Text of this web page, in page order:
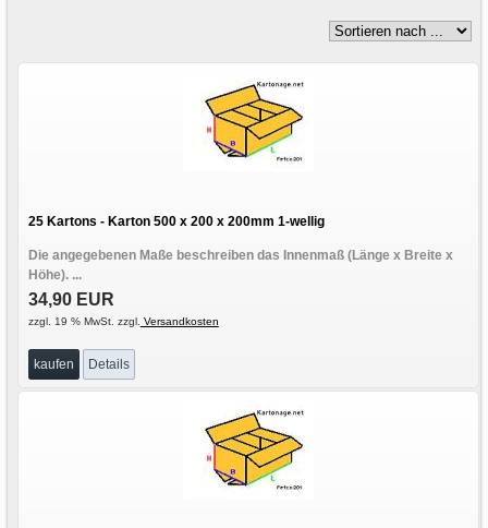
25 Kartons - Karton 500 x 200 x 200mm 1-wellig
Die angegebenen Maße beschreiben das Innenmaß (Länge x Breite x
Höhe). ...
34,90 EUR
zzgl. 19 % MwSt. zzgl. Versandkosten
kaufen Details